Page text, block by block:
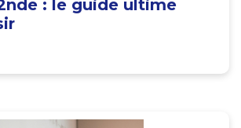
: le guide ultime